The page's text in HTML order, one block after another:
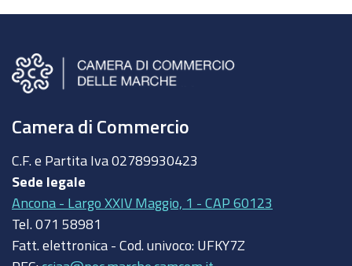
Camera di Commercio
C.F. e Partita Iva 02789930423
Sede legale
Ancona - Largo XXIV Maggio, 1 - CAP 60123
Tel. 071 58981
Fatt. elettronica - Cod. univoco: UFKY7Z